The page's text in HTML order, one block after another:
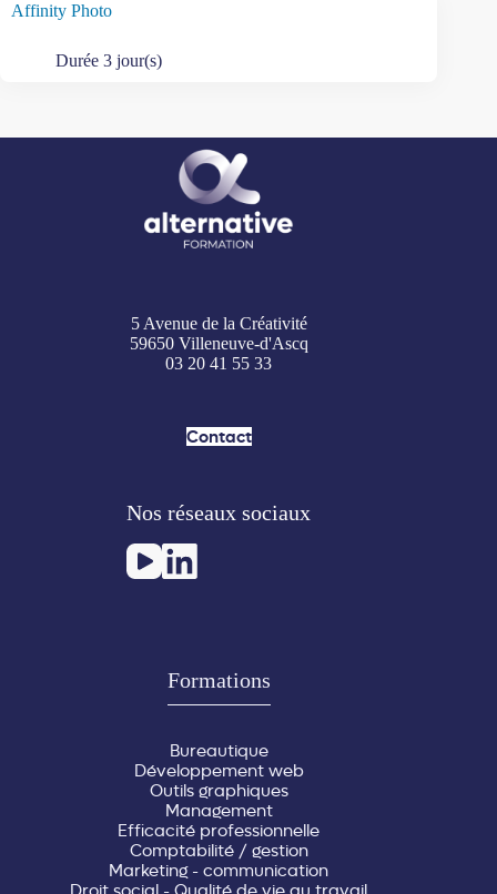
Affinity Photo
Durée 3 jour(s)
5 Avenue de la Créativité
59650 Villeneuve-d'Ascq
03 20 41 55 33
Contact
Nos réseaux sociaux
Formations
Bureautique
Développement web
Outils graphiques
Management
Efficacité professionnelle
Comptabilité / gestion
Marketing - communication